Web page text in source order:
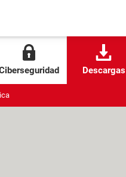
Descargas